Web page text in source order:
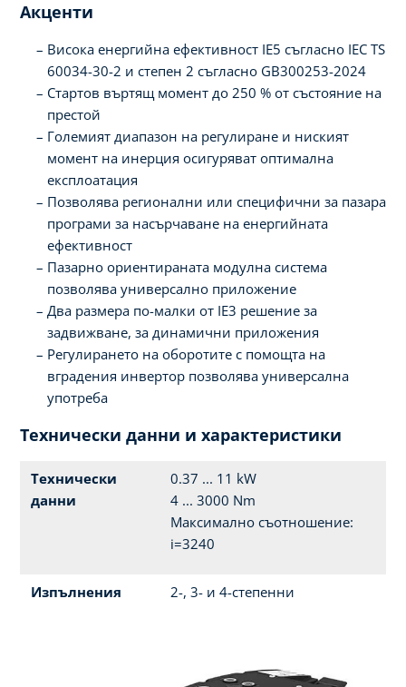
Акценти
Висока енергийна ефективност IE5 съгласно IEC TS
60034-30-2 и степен 2 съгласно GB300253-2024
Стартов въртящ момент до 250 % от състояние на
престой
Големият диапазон на регулиране и ниският
момент на инерция осигуряват оптимална
експлоатация
Позволява регионални или специфични за пазара
програми за насърчаване на енергийната
ефективност
Пазарно ориентираната модулна система
позволява универсално приложение
Два размера по-малки от IE3 решение за
задвижване, за динамични приложения
Регулирането на оборотите с помощта на
вградения инвертор позволява универсална
употреба
Технически данни и характеристики
Технически
данни
0.37 ... 11 kW
4 ... 3000 Nm
Максимално съотношение:
i=3240
Изпълнения 2-, 3- и 4-степенни